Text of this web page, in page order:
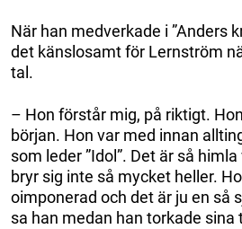
När han medverkade i ”Anders
det känslosamt för Lernström
tal.
– Hon förstår mig, på riktigt.
början. Hon var med innan
som leder ”Idol”. Det är så
bryr sig inte så mycket heller.
oimponerad och det är ju en så
sa han medan han torkade sina